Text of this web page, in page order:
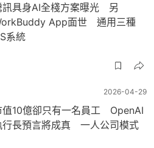
訊具身AI全棧方案曝光 另
App面世 通用三種
系統
2026-04-29
值10億卻只有一名員工 OpenAI
行長預言將成真 一人公司模式